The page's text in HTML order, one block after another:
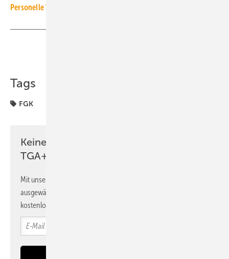
Personelle Veränderungen in der TGA+E / SHK-Branche
Tags
FGK
Keine Zeit? Kein Problem mit dem
TGA+E Newsletter!
Mit unserem Newsletter erhalten Sie regelmäßig von uns
ausgewählte Informationen und Neuigkeiten, gebündelt und
kostenlos direkt ins Postfach.